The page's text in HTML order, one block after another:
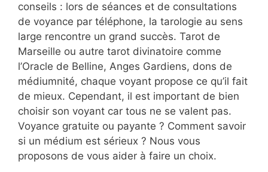
conseils : lors de séances et de consultations
de voyance par téléphone, la tarologie au sens
large rencontre un grand succès. Tarot de
Marseille ou autre tarot divinatoire comme
l’Oracle de Belline, Anges Gardiens, dons de
médiumnité, chaque voyant propose ce qu’il fait
de mieux. Cependant, il est important de bien
choisir son voyant car tous ne se valent pas.
Voyance gratuite ou payante ? Comment savoir
si un médium est sérieux ? Nous vous
proposons de vous aider à faire un choix.